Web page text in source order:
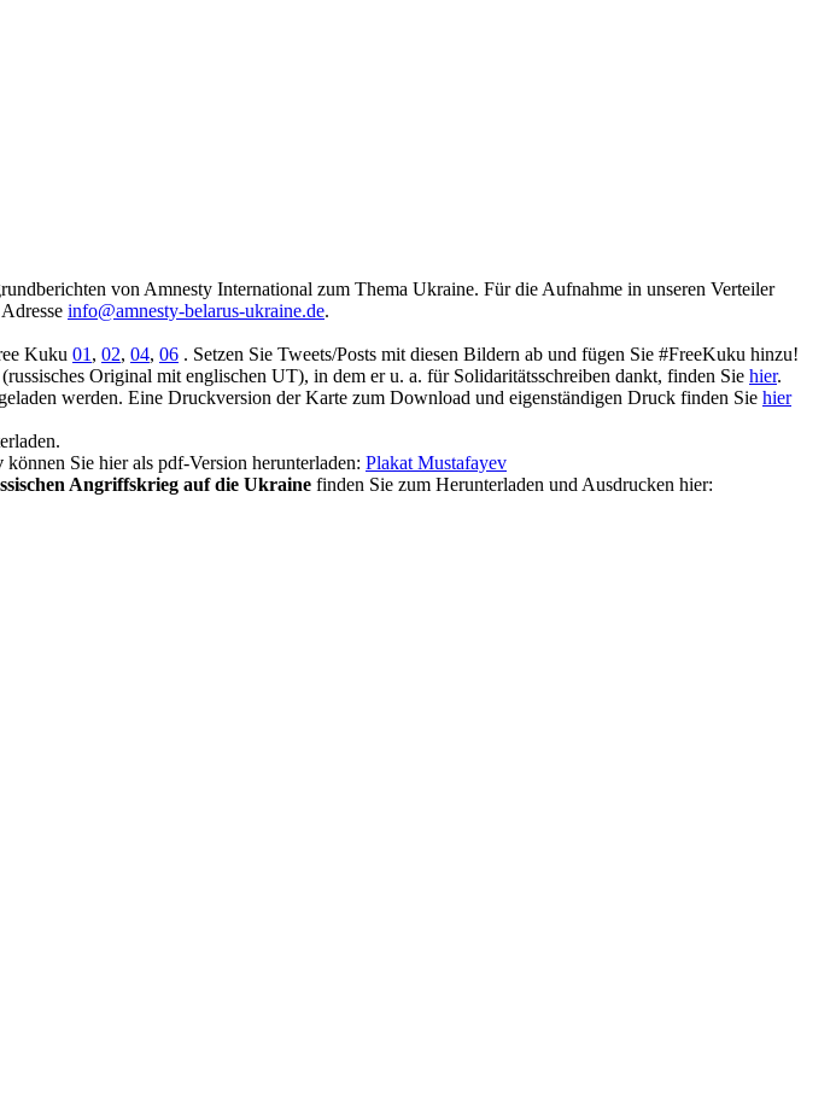
von Amnesty International zum Thema Ukraine. Für die Aufnahme in unseren Verteiler
info@amnesty-belarus-ukraine.de.
Kuku 01 , 02, 04, 06 . Setzen Sie Tweets/Posts mit diesen Bildern ab und fügen Sie #FreeKuku hinzu!
(russisches Original mit englischen UT), in dem er u. a. für Solidaritätsschreiben dankt, finden Sie hier.
werden. Eine Druckversion der Karte zum Download und eigenständigen Druck finden Sie hier
können Sie hier als pdf-Version herunterladen: Plakat Mustafayev
Angriffskrieg auf die Ukraine finden Sie zum Herunterladen und Ausdrucken hier: